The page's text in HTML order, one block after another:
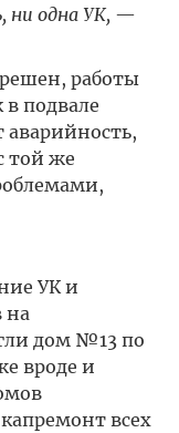
ни одна УК, —
работы
в подвале
аварийность,
той же
УК и
на
дом №13 по
вроде и
всех